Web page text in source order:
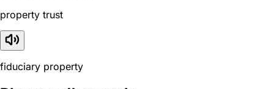
property trust
fiduciary property